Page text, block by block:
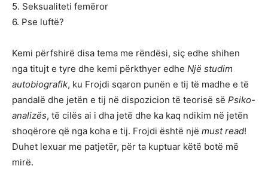
5. Seksualiteti femëror
6. Pse luftë?
Kemi përfshirë disa tema me rëndësi, siç edhe shihen
nga titujt e tyre dhe kemi përkthyer edhe Një studim
autobiografik, ku Frojdi sqaron punën e tij të madhe e të
pandalë dhe jetën e tij në dispozicion të teorisë së Psiko-
analizës, të cilës ai i dha jetë dhe ka kaq ndikim në jetën
shoqërore që nga koha e tij. Frojdi është një must read!
Duhet lexuar me patjetër, për ta kuptuar këtë botë më
mirë.